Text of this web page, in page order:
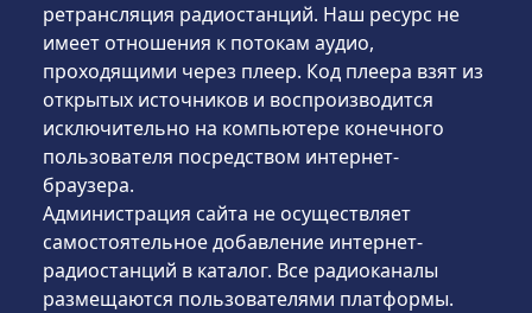
ретрансляция радиостанций. Наш ресурс не
имеет отношения к потокам аудио,
проходящими через плеер. Код плеера взят из
открытых источников и воспроизводится
исключительно на компьютере конечного
пользователя посредством интернет-
браузера.
Администрация сайта не осуществляет
самостоятельное добавление интернет-
радиостанций в каталог. Все радиоканалы
размещаются пользователями платформы.